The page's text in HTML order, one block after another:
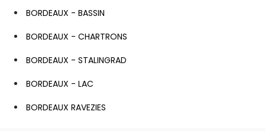
BORDEAUX - BASSIN
BORDEAUX - CHARTRONS
BORDEAUX - STALINGRAD
BORDEAUX - LAC
BORDEAUX RAVEZIES